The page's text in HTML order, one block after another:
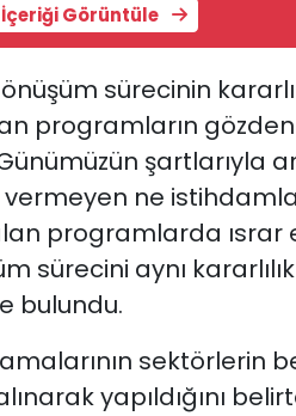
İçeriği Görüntüle
sürecinin
programların
şartlarıyla
vermeyen ne
programlarda ısrar
sürecini aynı
bulundu.
sektörlerin
yapıldığını